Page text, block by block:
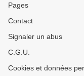
Pages
Contact
Signaler un abus
C.G.U.
Cookies et données